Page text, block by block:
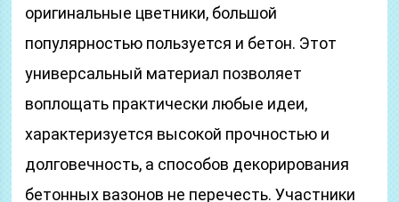
оригинальные цветники, большой
популярностью пользуется и бетон. Этот
универсальный материал позволяет
воплощать практически любые идеи,
характеризуется высокой прочностью и
долговечность, а способов декорирования
бетонных вазонов не перечесть. Участники